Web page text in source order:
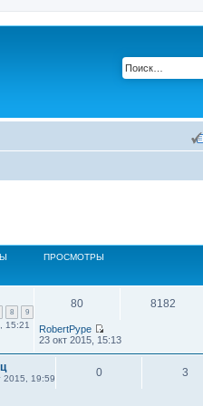
ПРОСМОТРЫ
8 9
15:21
80 8182
RobertPype
П
23 окт 2015, 15:13
2015, 19:59 0 3